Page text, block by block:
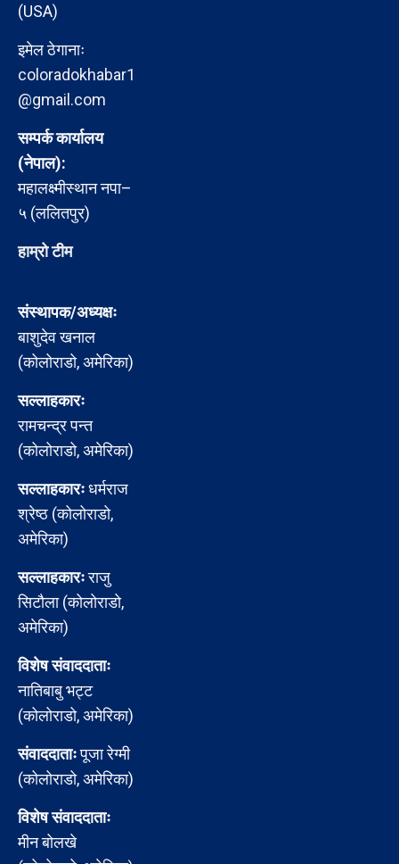
(USA)
इमेल ठेगानाः
coloradokhabar1
@gmail.com
सम्पर्क कार्यालय
(नेपाल):
महालक्ष्मीस्थान नपा–
५ (ललितपुर)
हाम्रो टीम
संस्थापक/अध्यक्षः
बाशुदेव खनाल
(कोलोराडो, अमेरिका)
सल्लाहकारः
रामचन्द्र पन्त
(कोलोराडो, अमेरिका)
सल्लाहकारःधर्मराज
श्रेष्ठ (कोलोराडो,
अमेरिका)
सल्लाहकारःराजु
सिटौला (कोलोराडो,
अमेरिका)
विशेष संवाददाताः
नातिबाबु भट्ट
(कोलोराडो, अमेरिका)
संवाददाताःपूजा रेग्मी
(कोलोराडो, अमेरिका)
विशेष संवाददाताः
मीन बोलखे